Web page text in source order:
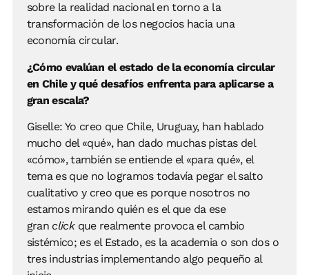
sobre la realidad nacional en torno a la
transformación de los negocios hacia una
economía circular.
¿Cómo evalúan el estado de la economía circular
en Chile y qué desafíos enfrenta para aplicarse a
gran escala?
Giselle: Yo creo que Chile, Uruguay, han hablado
mucho del «qué», han dado muchas pistas del
«cómo», también se entiende el «para qué», el
tema es que no logramos todavía pegar el salto
cualitativo y creo que es porque nosotros no
estamos mirando quién es el que da ese
gran clickque realmente provoca el cambio
sistémico; es el Estado, es la academia o son dos o
tres industrias implementando algo pequeño al